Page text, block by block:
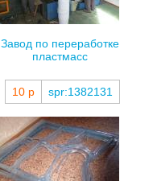
Завод по переработке
пластмасс
10 р spr:1382131